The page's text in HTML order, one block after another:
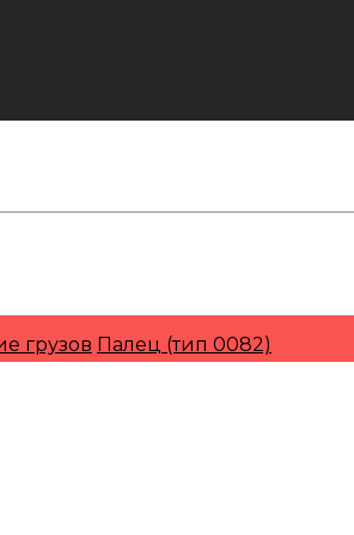
грузов Палец (тип 0082)